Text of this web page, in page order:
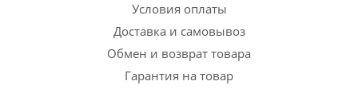
Условия оплаты
Доставка и самовывоз
Обмен и возврат товара
Гарантия на товар